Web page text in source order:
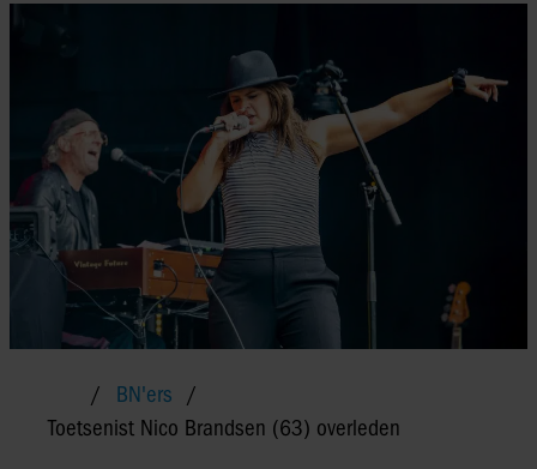
BN'ers
Toetsenist Nico Brandsen (63) overleden